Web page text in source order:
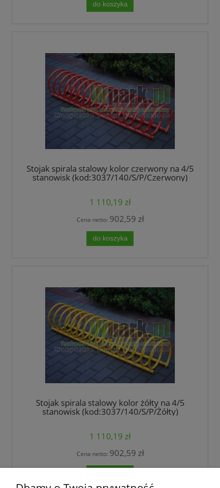
do koszyka
Stojak spirala stalowy kolor czerwony na 4/5
stanowisk (kod:3037/140/S/P/Czerwony)
1 110,19 zł
Cena netto: 902,59 zł
do koszyka
Stojak spirala stalowy kolor żółty na 4/5
stanowisk (kod:3037/140/S/P/Żółty)
1 110,19 zł
Cena netto: 902,59 zł